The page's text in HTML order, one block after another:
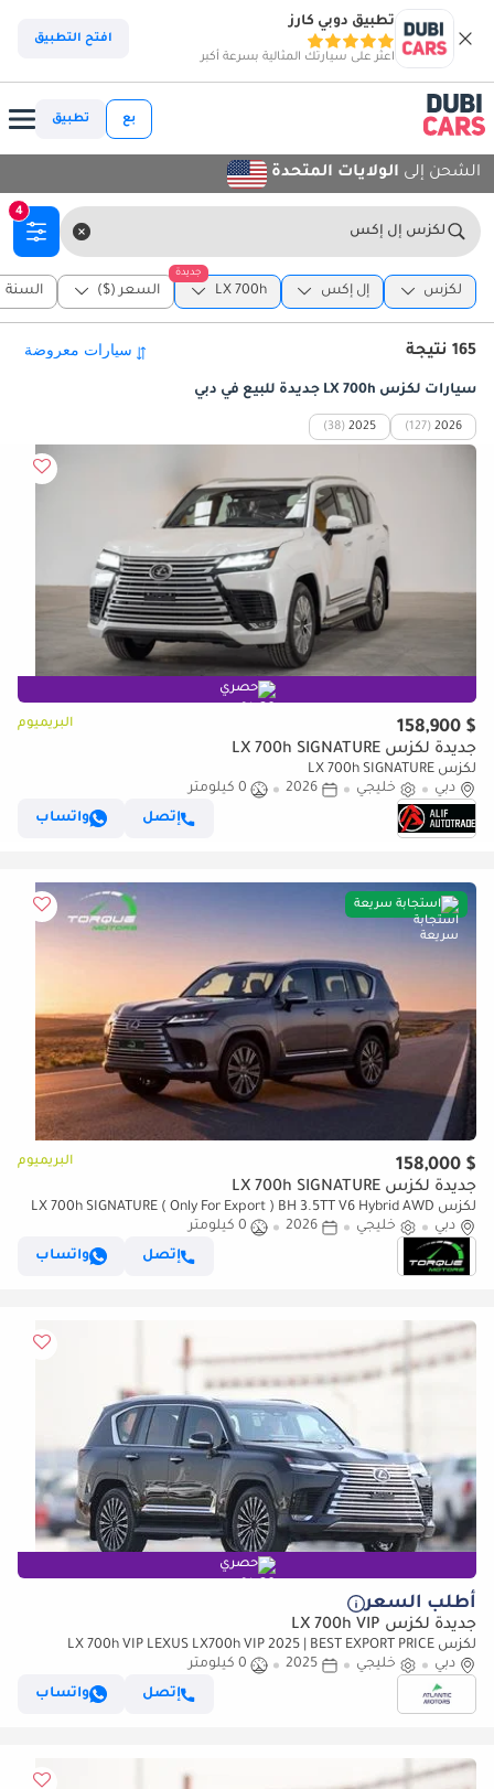
تطبيق دوبي كارز
اعثر على سيارتك المثالية بسرعة أكبر
افتح التطبيق
بع تطبيق
الشحن إلى الولايات المتحدة
لكزس إل إكس
4
لكزس إل إكس
جديدة
LX 700h السعر ($) السنة
165 نتيجة
سيارات لكزس LX 700h جديدة للبيع في دبي
2026
(127)
2025
(38)
حصري
$ 158,900 البريميوم
جديدة لكزس LX 700h SIGNATURE
لكزس LX 700h SIGNATURE
دبي
خليجي 2026
0 كيلومتر
إتصل
واتساب
استجابة سريعة
$ 158,000 البريميوم
جديدة لكزس LX 700h SIGNATURE
لكزس LX 700h SIGNATURE ( Only For Export ) BH 3.5TT V6 Hybrid AWD
GCC 2026 BRAND NEW
دبي خليجي 2026
0 كيلومتر
إتصل
واتساب
حصري
أطلب السعر
جديدة لكزس LX 700h VIP
لكزس LX 700h VIP LEXUS LX700h VIP 2025 | BEST EXPORT PRICE
(للتصدير فقط)
دبي خليجي 2025
0 كيلومتر
إتصل
واتساب